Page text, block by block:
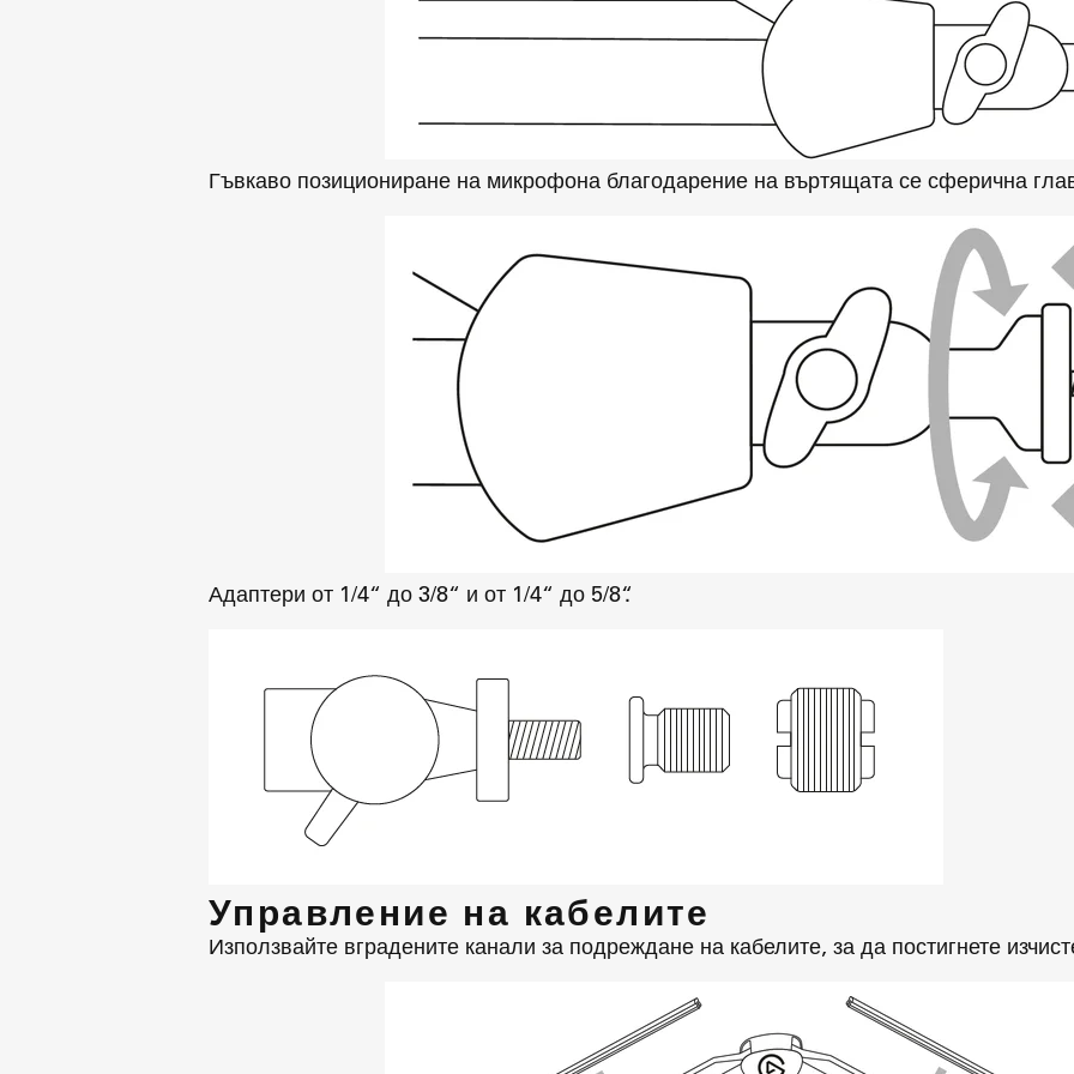
Гъвкаво позициониране на микрофона благодарение на въртящата се сферична
Адаптери от 1/4“ до 3/8“ и от 1/4“ до 5/8“.
Управление на кабелите
Използвайте вградените канали за подреждане на кабелите, за да постигнете